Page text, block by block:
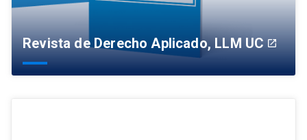
Revista de Derecho Aplicado, LLM UC launch